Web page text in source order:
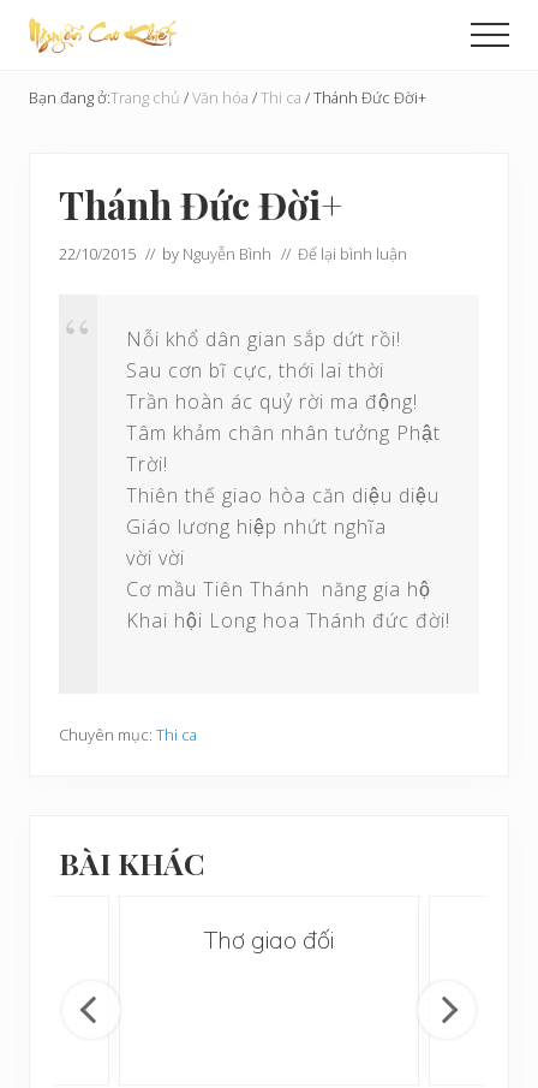
Menu
Skip
content
qua
sidebar
Tạo
Hoàn
Bạn đang ở:Trang chủ /Văn hóa /Thi ca /Thánh Đức Đời+
Thánh Đức Đời+
22/10/2015 // by Nguyễn Bình // Để lại bình luận
Nỗi khổ dân gian sắp dứt rồi!
Sau cơn bĩ cực, thới lai thời
Trần hoàn ác quỷ rời ma động!
Tâm khảm chân nhân tưởng Phật
Trời!
Thiên thế giao hòa căn diệu diệu
Giáo lương hiệp nhứt nghĩa
vời vời
Cơ mầu Tiên Thánh năng gia hộ
Khai hội Long hoa Thánh đức đời!
Chuyên mục: Thi ca
BÀI KHÁC
Thơ giao đối